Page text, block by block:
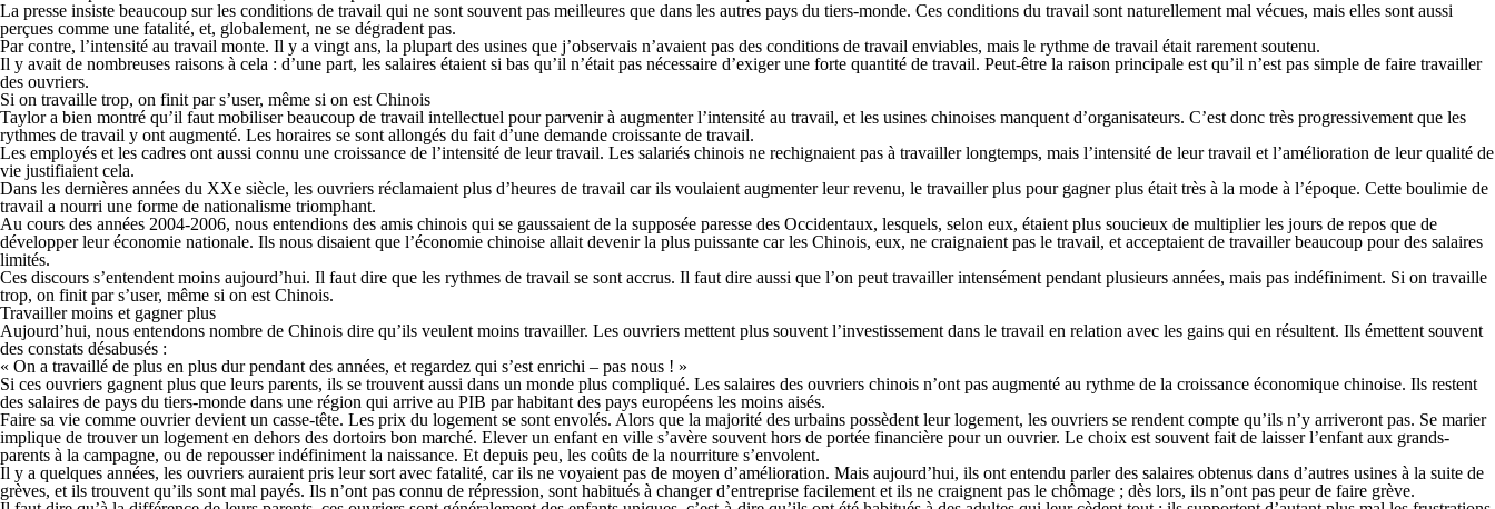
La presse insiste beaucoup sur les conditions de travail qui ne sont souvent pas meilleures que dans les autres pays du tiers-monde. Ces conditions du travail sont naturellement mal vécues, mais elles sont aussi
perçues comme une fatalité, et, globalement, ne se dégradent pas.
Par contre, l’intensité au travail monte. Il y a vingt ans, la plupart des usines que j’observais n’avaient pas des conditions de travail enviables, mais le rythme de travail était rarement soutenu.
Il y avait de nombreuses raisons à cela : d’une part, les salaires étaient si bas qu’il n’était pas nécessaire d’exiger une forte quantité de travail. Peut-être la raison principale est qu’il n’est pas simple de faire travailler
des ouvriers.
Si on travaille trop, on finit par s’user, même si on est Chinois
Taylor a bien montré qu’il faut mobiliser beaucoup de travail intellectuel pour parvenir à augmenter l’intensité au travail, et les usines chinoises manquent d’organisateurs. C’est donc très progressivement que les
rythmes de travail y ont augmenté. Les horaires se sont allongés du fait d’une demande croissante de travail.
Les employés et les cadres ont aussi connu une croissance de l’intensité de leur travail. Les salariés chinois ne rechignaient pas à travailler longtemps, mais l’intensité de leur travail et l’amélioration de leur qualité de
vie justifiaient cela.
Dans les dernières années du XXe siècle, les ouvriers réclamaient plus d’heures de travail car ils voulaient augmenter leur revenu, le travailler plus pour gagner plus était très à la mode à l’époque. Cette boulimie de
travail a nourri une forme de nationalisme triomphant.
Au cours des années 2004-2006, nous entendions des amis chinois qui se gaussaient de la supposée paresse des Occidentaux, lesquels, selon eux, étaient plus soucieux de multiplier les jours de repos que de
développer leur économie nationale. Ils nous disaient que l’économie chinoise allait devenir la plus puissante car les Chinois, eux, ne craignaient pas le travail, et acceptaient de travailler beaucoup pour des salaires
limités.
Ces discours s’entendent moins aujourd’hui. Il faut dire que les rythmes de travail se sont accrus. Il faut dire aussi que l’on peut travailler intensément pendant plusieurs années, mais pas indéfiniment. Si on travaille
trop, on finit par s’user, même si on est Chinois.
Travailler moins et gagner plus
Aujourd’hui, nous entendons nombre de Chinois dire qu’ils veulent moins travailler. Les ouvriers mettent plus souvent l’investissement dans le travail en relation avec les gains qui en résultent. Ils émettent souvent
des constats désabusés :
« On a travaillé de plus en plus dur pendant des années, et regardez qui s’est enrichi – pas nous ! »
Si ces ouvriers gagnent plus que leurs parents, ils se trouvent aussi dans un monde plus compliqué. Les salaires des ouvriers chinois n’ont pas augmenté au rythme de la croissance économique chinoise. Ils restent
des salaires de pays du tiers-monde dans une région qui arrive au PIB par habitant des pays européens les moins aisés.
Faire sa vie comme ouvrier devient un casse-tête. Les prix du logement se sont envolés. Alors que la majorité des urbains possèdent leur logement, les ouvriers se rendent compte qu’ils n’y arriveront pas. Se marier
implique de trouver un logement en dehors des dortoirs bon marché. Elever un enfant en ville s’avère souvent hors de portée financière pour un ouvrier. Le choix est souvent fait de laisser l’enfant aux grands-
parents à la campagne, ou de repousser indéfiniment la naissance. Et depuis peu, les coûts de la nourriture s’envolent.
Il y a quelques années, les ouvriers auraient pris leur sort avec fatalité, car ils ne voyaient pas de moyen d’amélioration. Mais aujourd’hui, ils ont entendu parler des salaires obtenus dans d’autres usines à la suite de
grèves, et ils trouvent qu’ils sont mal payés. Ils n’ont pas connu de répression, sont habitués à changer d’entreprise facilement et ils ne craignent pas le chômage ; dès lors, ils n’ont pas peur de faire grève.